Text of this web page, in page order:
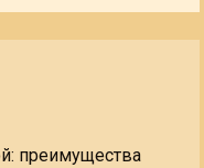
преимущества